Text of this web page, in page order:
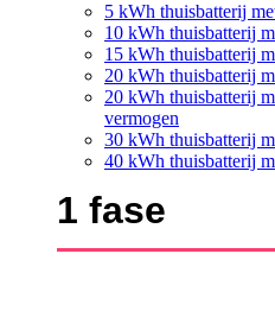
5 kWh thuisbatterij
10 kWh thuisbatterij
15 kWh thuisbatterij
20 kWh thuisbatterij
20 kWh thuisbatterij
vermogen
30 kWh thuisbatterij
40 kWh thuisbatterij
1 fase